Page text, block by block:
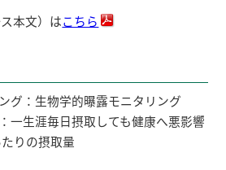
本文）はこちら
グ：生物学的曝露モニタリング
一生涯毎日摂取しても健康へ悪影響
りの摂取量